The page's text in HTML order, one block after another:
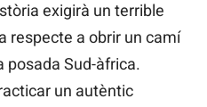
exigirà un terrible
respecte a obrir un camí
posada Sud-àfrica.
un autèntic